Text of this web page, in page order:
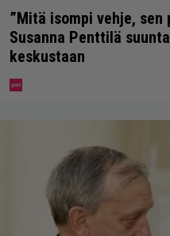
”Mitä isompi vehje, sen
Susanna Penttilä
keskustaan